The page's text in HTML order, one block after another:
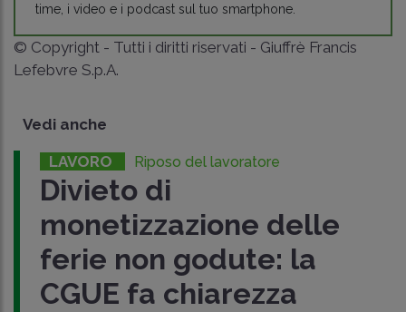
time, i video e i podcast sul tuo smartphone.
© Copyright - Tutti i diritti riservati - Giuffrè Francis
Lefebvre S.p.A.
Vedi anche
LAVORO Riposo del lavoratore
Divieto di
monetizzazione delle
ferie non godute: la
CGUE fa chiarezza